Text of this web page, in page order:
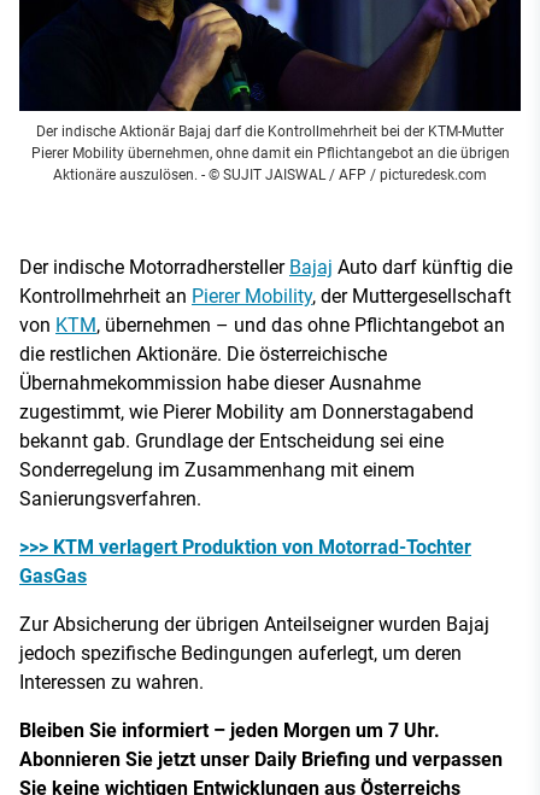
Der indische Aktionär Bajaj darf die Kontrollmehrheit bei der KTM-Mutter
Pierer Mobility übernehmen, ohne damit ein Pflichtangebot an die übrigen
Aktionäre auszulösen. - © SUJIT JAISWAL / AFP / picturedesk.com
Der indische Motorradhersteller Bajaj Auto darf künftig die
Kontrollmehrheit an Pierer Mobility, der Muttergesellschaft
von KTM, übernehmen – und das ohne Pflichtangebot an
die restlichen Aktionäre. Die österreichische
Übernahmekommission habe dieser Ausnahme
zugestimmt, wie Pierer Mobility am Donnerstagabend
bekannt gab. Grundlage der Entscheidung sei eine
Sonderregelung im Zusammenhang mit einem
Sanierungsverfahren.
>>> KTM verlagert Produktion von Motorrad-Tochter
GasGas
Zur Absicherung der übrigen Anteilseigner wurden Bajaj
jedoch spezifische Bedingungen auferlegt, um deren
Interessen zu wahren.
Bleiben Sie informiert – jeden Morgen um 7 Uhr.
Abonnieren Sie jetzt unser Daily Briefing und verpassen
Sie keine wichtigen Entwicklungen aus Österreichs